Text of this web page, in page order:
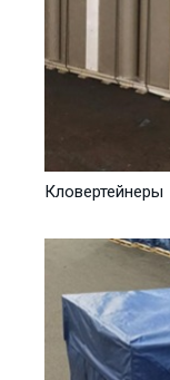
Кловертейнеры